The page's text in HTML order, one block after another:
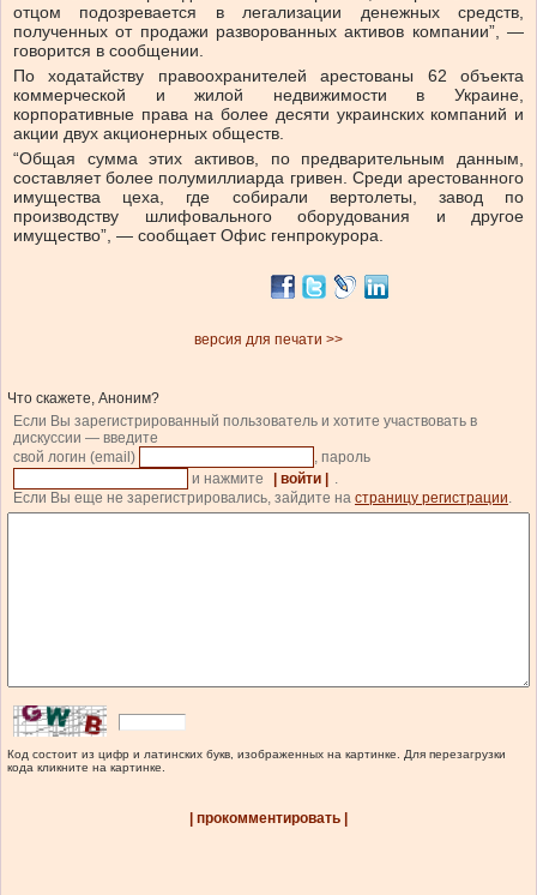
отцом подозревается в легализации денежных средств,
полученных от продажи разворованных активов компании”, —
говорится в сообщении.
По ходатайству правоохранителей арестованы 62 объекта
коммерческой и жилой недвижимости в Украине,
корпоративные права на более десяти украинских компаний и
акции двух акционерных обществ.
“Общая сумма этих активов, по предварительным данным,
составляет более полумиллиарда гривен. Среди арестованного
имущества цеха, где собирали вертолеты, завод по
производству шлифовального оборудования и другое
имущество”, — сообщает Офис генпрокурора.
версия для печати >>
Что скажете, Аноним?
Если Вы зарегистрированный пользователь и хотите участвовать в
дискуссии — введите
свой логин (email)
, пароль
и нажмите
| войти |
.
Если Вы еще не зарегистрировались, зайдите на страницу регистрации.
Код состоит из цифр и латинских букв, изображенных на картинке. Для перезагрузки
кода кликните на картинке.
| прокомментировать |